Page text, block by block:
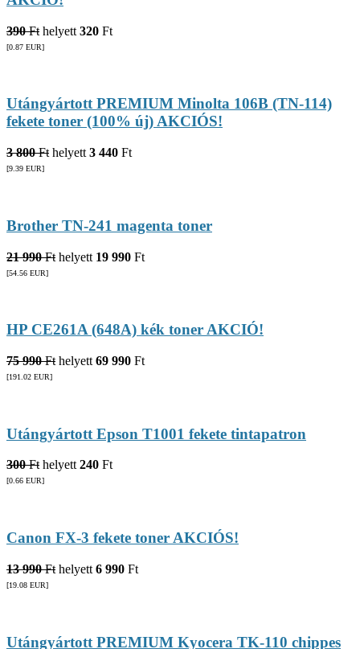
390 Ft helyett 320 Ft
[0.87 EUR]
Utángyártott PREMIUM Minolta 106B (TN-114)
fekete toner (100% új) AKCIÓS!
3 800 Ft helyett 3 440 Ft
[9.39 EUR]
Brother TN-241 magenta toner
21 990 Ft helyett 19 990 Ft
[54.56 EUR]
HP CE261A (648A) kék toner AKCIÓ!
75 990 Ft helyett 69 990 Ft
[191.02 EUR]
Utángyártott Epson T1001 fekete tintapatron
300 Fthelyett240 Ft
[0.66 EUR]
Canon FX-3 fekete toner AKCIÓS!
13 990 Ft helyett 6 990 Ft
[19.08 EUR]
Utángyártott PREMIUM Kyocera TK-110 chippes